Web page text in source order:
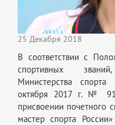
25 Декабря 2018
В соответствии с
спортивных
Министерства
октября 2017 г. №
присвоении почетного
мастер спорта